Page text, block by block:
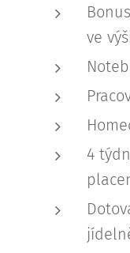
ve
4